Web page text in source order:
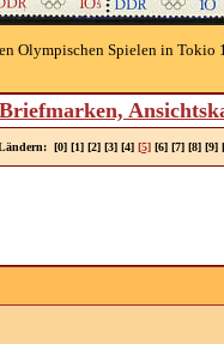
Olympischen Spielen in Tokio
[0] [1] [2] [3] [4] [5][6] [7] [8] [9] [